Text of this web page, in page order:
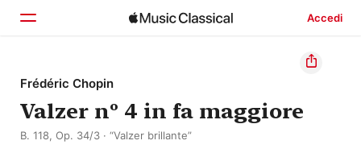
Accedi
Home
Scopri
Frédéric Chopin
Valzer nº 4 in fa maggiore
B. 118, Op. 34/3 · “Valzer brillante”